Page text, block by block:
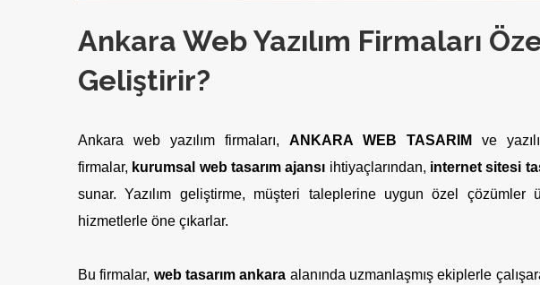
Ankara Web Yazılım Firmaları
Geliştirir?
Ankara web yazılım firmaları,ANKARA WEB TASARIM
ve
firmalar, kurumsal web tasarım ajansı ihtiyaçlarından, internet sitesi
sunar. Yazılım geliştirme, müşteri taleplerine uygun özel çözümler
hizmetlerle öne çıkarlar.
Bu firmalar, web tasarım ankara alanında uzmanlaşmış ekiplerle